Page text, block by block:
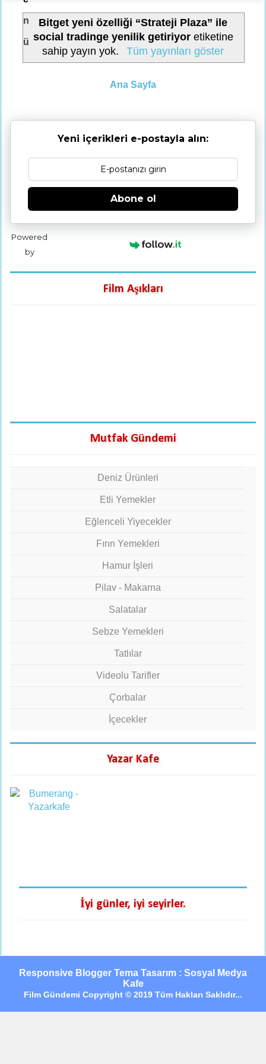
n
ü
Bitget yeni özelliği “Strateji Plaza” ile
social tradinge yenilik getiriyoretiketine
sahip yayın yok.
Tüm yayınları göster
Ana Sayfa
Yeni içerikleri e-postayla alın:
Abone ol
Powered
by
Film Aşıkları
Mutfak Gündemi
Deniz Ürünleri
Etli Yemekler
Eğlenceli Yiyecekler
Fırın Yemekleri
Hamur İşleri
Pilav - Makarna
Salatalar
Sebze Yemekleri
Tatlılar
Videolu Tarifler
Çorbalar
İçecekler
Yazar Kafe
İyi günler, iyi seyirler.
Responsive Blogger Tema Tasarım : Sosyal Medya
Kafe
Film Gündemi Copyright © 2019 Tüm Hakları Saklıdır...